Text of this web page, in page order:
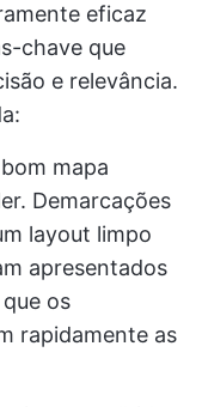
eficaz
chave que
e relevância.
mapa
Demarcações
layout limpo
apresentados
os
rapidamente as